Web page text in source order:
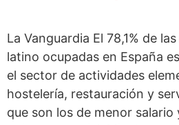
La Vanguardia El 78,1% de
latino ocupadas en España
el sector de actividades
hostelería, restauración y
que son los de menor